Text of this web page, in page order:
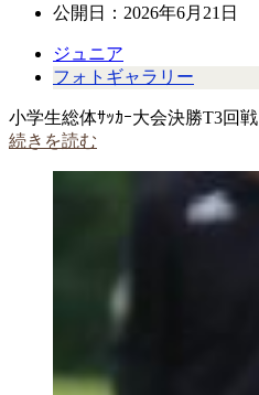
公開日： 2026年6月21日
ジュニア
フォトギャラリー
小学生総体ｻｯｶｰ大会決勝T3回戦
続きを読む